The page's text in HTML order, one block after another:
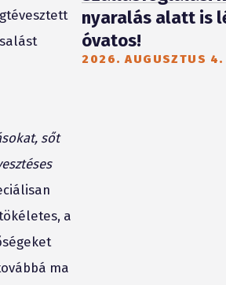
sőt
a
ma
nyaralás alatt is
óvatos!
2026. AUGUSZTUS 4.